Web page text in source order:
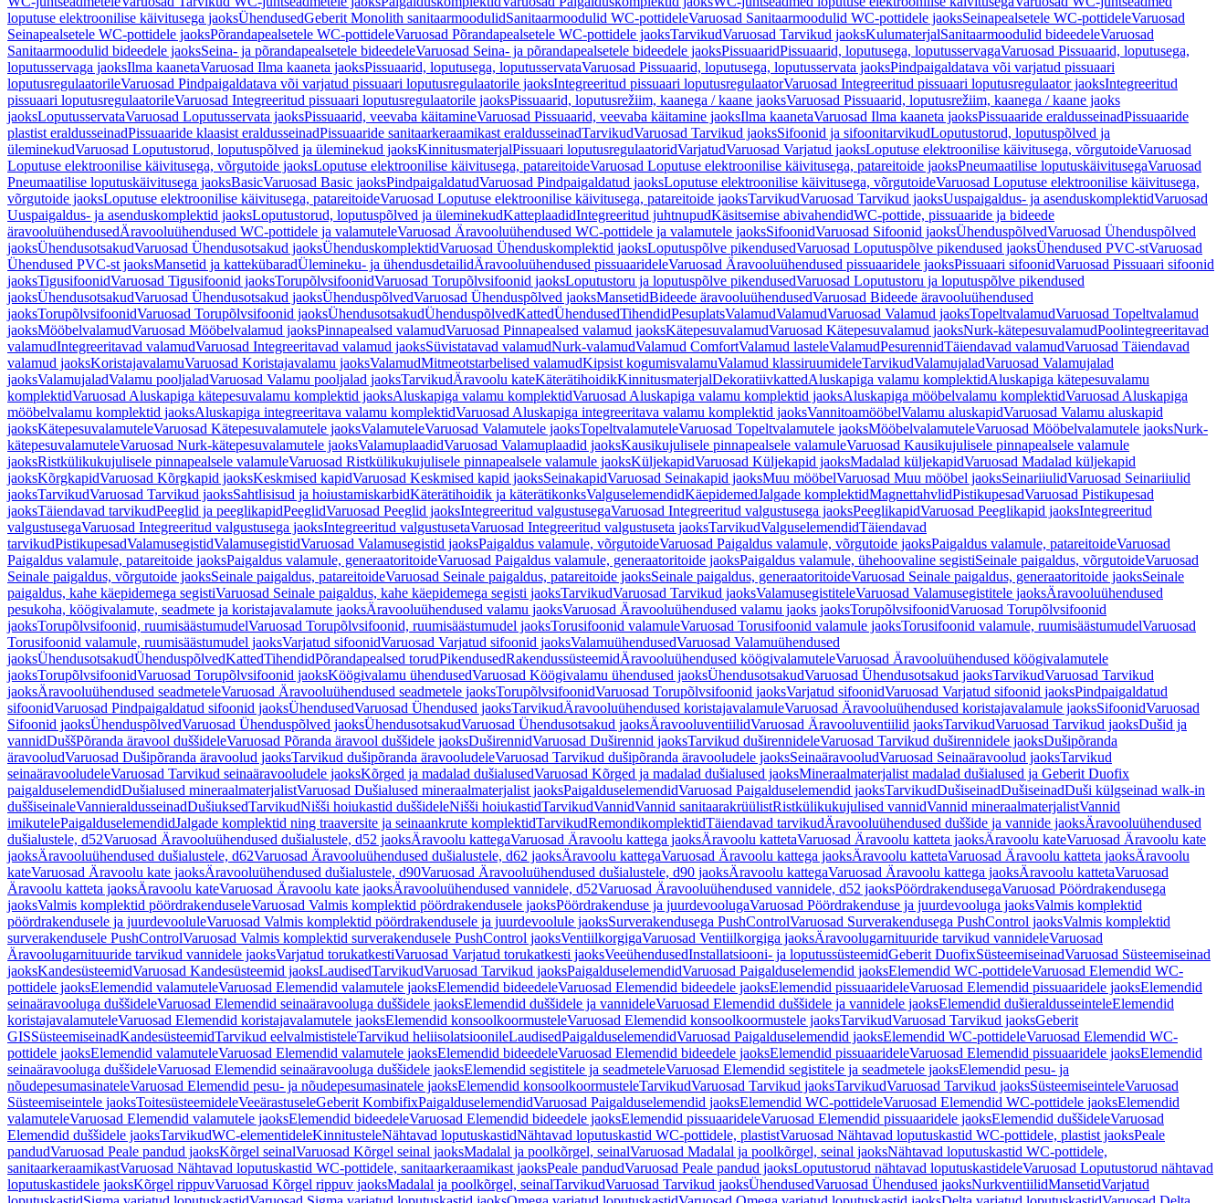
loputuse elektroonilise käivitusega jaoksÜhendusedGeberit Monolith sanitaarmoodulidSanitaarmoodulid WC-pottideleVaruosad Sanitaarmoodulid WC-pottidele jaoksSeinapealsetele WC-pottideleVaruosad
Seinapealsetele WC-pottidele jaoksPõrandapealsetele WC-pottideleVaruosad Põrandapealsetele WC-pottidele jaoksTarvikudVaruosad Tarvikud jaoksKulumaterjalSanitaarmoodulid bideedeleVaruosad
Sanitaarmoodulid bideedele jaoksSeina- ja põrandapealsetele bideedeleVaruosad Seina- ja põrandapealsetele bideedele jaoksPissuaaridPissuaarid, loputusega, loputusservagaVaruosad Pissuaarid, loputusega,
loputusservaga jaoksIlma kaanetaVaruosad Ilma kaaneta jaoksPissuaarid, loputusega, loputusservataVaruosad Pissuaarid, loputusega, loputusservata jaoksPindpaigaldatava või varjatud pissuaari
loputusregulaatorileVaruosad Pindpaigaldatava või varjatud pissuaari loputusregulaatorile jaoksIntegreeritud pissuaari loputusregulaatorVaruosad Integreeritud pissuaari loputusregulaator jaoksIntegreeritud
pissuaari loputusregulaatorileVaruosad Integreeritud pissuaari loputusregulaatorile jaoksPissuaarid, loputusrežiim, kaanega / kaane jaoksVaruosad Pissuaarid, loputusrežiim, kaanega / kaane jaoks
jaoksLoputusservataVaruosad Loputusservata jaoksPissuaarid, veevaba käitamineVaruosad Pissuaarid, veevaba käitamine jaoksIlma kaanetaVaruosad Ilma kaaneta jaoksPissuaaride eraldusseinadPissuaaride
plastist eraldusseinadPissuaaride klaasist eraldusseinadPissuaaride sanitaarkeraamikast eraldusseinadTarvikudVaruosad Tarvikud jaoksSifoonid ja sifoonitarvikudLoputustorud, loputuspõlved ja
üleminekudVaruosad Loputustorud, loputuspõlved ja üleminekud jaoksKinnitusmaterjalPissuaari loputusregulaatoridVarjatudVaruosad Varjatud jaoksLoputuse elektroonilise käivitusega, võrgutoideVaruosad
Loputuse elektroonilise käivitusega, võrgutoide jaoksLoputuse elektroonilise käivitusega, patareitoideVaruosad Loputuse elektroonilise käivitusega, patareitoide jaoksPneumaatilise loputuskäivitusegaVaruosad
Pneumaatilise loputuskäivitusega jaoksBasicVaruosad Basic jaoksPindpaigaldatudVaruosad Pindpaigaldatud jaoksLoputuse elektroonilise käivitusega, võrgutoideVaruosad Loputuse elektroonilise käivitusega,
võrgutoide jaoksLoputuse elektroonilise käivitusega, patareitoideVaruosad Loputuse elektroonilise käivitusega, patareitoide jaoksTarvikudVaruosad Tarvikud jaoksUuspaigaldus- ja asenduskomplektidVaruosad
Uuspaigaldus- ja asenduskomplektid jaoksLoputustorud, loputuspõlved ja üleminekudKatteplaadidIntegreeritud juhtnupudKäsitsemise abivahendidWC-pottide, pissuaaride ja bideede
äravooluühendusedÄravooluühendused WC-pottidele ja valamuteleVaruosad Äravooluühendused WC-pottidele ja valamutele jaoksSifoonidVaruosad Sifoonid jaoksÜhenduspõlvedVaruosad Ühenduspõlved
jaoksÜhendusotsakudVaruosad Ühendusotsakud jaoksÜhenduskomplektidVaruosad Ühenduskomplektid jaoksLoputuspõlve pikendusedVaruosad Loputuspõlve pikendused jaoksÜhendused PVC-stVaruosad
Ühendused PVC-st jaoksMansetid ja kattekübaradÜlemineku- ja ühendusdetailidÄravooluühendused pissuaarideleVaruosad Äravooluühendused pissuaaridele jaoksPissuaari sifoonidVaruosad Pissuaari sifoonid
jaoksTigusifoonidVaruosad Tigusifoonid jaoksTorupõlvsifoonidVaruosad Torupõlvsifoonid jaoksLoputustoru ja loputuspõlve pikendusedVaruosad Loputustoru ja loputuspõlve pikendused
jaoksÜhendusotsakudVaruosad Ühendusotsakud jaoksÜhenduspõlvedVaruosad Ühenduspõlved jaoksMansetidBideede äravooluühendusedVaruosad Bideede äravooluühendused
jaoksTorupõlvsifoonidVaruosad Torupõlvsifoonid jaoksÜhendusotsakudÜhenduspõlvedKattedÜhendusedTihendidPesuplatsValamudValamudVaruosad Valamud jaoksTopeltvalamudVaruosad Topeltvalamud
jaoksMööbelvalamudVaruosad Mööbelvalamud jaoksPinnapealsed valamudVaruosad Pinnapealsed valamud jaoksKätepesuvalamudVaruosad Kätepesuvalamud jaoksNurk-kätepesuvalamudPoolintegreeritavad
valamudIntegreeritavad valamudVaruosad Integreeritavad valamud jaoksSüvistatavad valamudNurk-valamudValamud ComfortValamud lasteleValamudPesurennidTäiendavad valamudVaruosad Täiendavad
valamud jaoksKoristajavalamuVaruosad Koristajavalamu jaoksValamudMitmeotstarbelised valamudKipsist kogumisvalamuValamud klassiruumideleTarvikudValamujaladVaruosad Valamujalad
jaoksValamujaladValamu pooljaladVaruosad Valamu pooljalad jaoksTarvikudÄravoolu kateKäterätihoidikKinnitusmaterjalDekoratiivkattedAluskapiga valamu komplektidAluskapiga kätepesuvalamu
komplektidVaruosad Aluskapiga kätepesuvalamu komplektid jaoksAluskapiga valamu komplektidVaruosad Aluskapiga valamu komplektid jaoksAluskapiga mööbelvalamu komplektidVaruosad Aluskapiga
mööbelvalamu komplektid jaoksAluskapiga integreeritava valamu komplektidVaruosad Aluskapiga integreeritava valamu komplektid jaoksVannitoamööbelValamu aluskapidVaruosad Valamu aluskapid
jaoksKätepesuvalamuteleVaruosad Kätepesuvalamutele jaoksValamuteleVaruosad Valamutele jaoksTopeltvalamuteleVaruosad Topeltvalamutele jaoksMööbelvalamuteleVaruosad Mööbelvalamutele jaoksNurk-
kätepesuvalamuteleVaruosad Nurk-kätepesuvalamutele jaoksValamuplaadidVaruosad Valamuplaadid jaoksKausikujulisele pinnapealsele valamuleVaruosad Kausikujulisele pinnapealsele valamule
jaoksRistkülikukujulisele pinnapealsele valamuleVaruosad Ristkülikukujulisele pinnapealsele valamule jaoksKüljekapidVaruosad Küljekapid jaoksMadalad küljekapidVaruosad Madalad küljekapid
jaoksKõrgkapidVaruosad Kõrgkapid jaoksKeskmised kapidVaruosad Keskmised kapid jaoksSeinakapidVaruosad Seinakapid jaoksMuu mööbelVaruosad Muu mööbel jaoksSeinariiulidVaruosad Seinariiulid
jaoksTarvikudVaruosad Tarvikud jaoksSahtlisisud ja hoiustamiskarbidKäterätihoidik ja käterätikonksValguselemendidKäepidemedJalgade komplektidMagnettahvlidPistikupesadVaruosad Pistikupesad
jaoksTäiendavad tarvikudPeeglid ja peeglikapidPeeglidVaruosad Peeglid jaoksIntegreeritud valgustusegaVaruosad Integreeritud valgustusega jaoksPeeglikapidVaruosad Peeglikapid jaoksIntegreeritud
valgustusegaVaruosad Integreeritud valgustusega jaoksIntegreeritud valgustusetaVaruosad Integreeritud valgustuseta jaoksTarvikudValguselemendidTäiendavad
tarvikudPistikupesadValamusegistidValamusegistidVaruosad Valamusegistid jaoksPaigaldus valamule, võrgutoideVaruosad Paigaldus valamule, võrgutoide jaoksPaigaldus valamule, patareitoideVaruosad
Paigaldus valamule, patareitoide jaoksPaigaldus valamule, generaatoritoideVaruosad Paigaldus valamule, generaatoritoide jaoksPaigaldus valamule, ühehoovaline segistiSeinale paigaldus, võrgutoideVaruosad
Seinale paigaldus, võrgutoide jaoksSeinale paigaldus, patareitoideVaruosad Seinale paigaldus, patareitoide jaoksSeinale paigaldus, generaatoritoideVaruosad Seinale paigaldus, generaatoritoide jaoksSeinale
paigaldus, kahe käepidemega segistiVaruosad Seinale paigaldus, kahe käepidemega segisti jaoksTarvikudVaruosad Tarvikud jaoksValamusegistiteleVaruosad Valamusegistitele jaoksÄravooluühendused
pesukoha, köögivalamute, seadmete ja koristajavalamute jaoksÄravooluühendused valamu jaoksVaruosad Äravooluühendused valamu jaoks jaoksTorupõlvsifoonidVaruosad Torupõlvsifoonid
jaoksTorupõlvsifoonid, ruumisäästumudelVaruosad Torupõlvsifoonid, ruumisäästumudel jaoksTorusifoonid valamuleVaruosad Torusifoonid valamule jaoksTorusifoonid valamule, ruumisäästumudelVaruosad
Torusifoonid valamule, ruumisäästumudel jaoksVarjatud sifoonidVaruosad Varjatud sifoonid jaoksValamuühendusedVaruosad Valamuühendused
jaoksÜhendusotsakudÜhenduspõlvedKattedTihendidPõrandapealsed torudPikendusedRakendussüsteemidÄravooluühendused köögivalamuteleVaruosad Äravooluühendused köögivalamutele
jaoksTorupõlvsifoonidVaruosad Torupõlvsifoonid jaoksKöögivalamu ühendusedVaruosad Köögivalamu ühendused jaoksÜhendusotsakudVaruosad Ühendusotsakud jaoksTarvikudVaruosad Tarvikud
jaoksÄravooluühendused seadmeteleVaruosad Äravooluühendused seadmetele jaoksTorupõlvsifoonidVaruosad Torupõlvsifoonid jaoksVarjatud sifoonidVaruosad Varjatud sifoonid jaoksPindpaigaldatud
sifoonidVaruosad Pindpaigaldatud sifoonid jaoksÜhendusedVaruosad Ühendused jaoksTarvikudÄravooluühendused koristajavalamuleVaruosad Äravooluühendused koristajavalamule jaoksSifoonidVaruosad
Sifoonid jaoksÜhenduspõlvedVaruosad Ühenduspõlved jaoksÜhendusotsakudVaruosad Ühendusotsakud jaoksÄravooluventiilidVaruosad Äravooluventiilid jaoksTarvikudVaruosad Tarvikud jaoksDušid ja
vannidDuššPõranda äravool duššideleVaruosad Põranda äravool duššidele jaoksDuširennidVaruosad Duširennid jaoksTarvikud duširennideleVaruosad Tarvikud duširennidele jaoksDušipõranda
äravooludVaruosad Dušipõranda äravoolud jaoksTarvikud dušipõranda äravooludeleVaruosad Tarvikud dušipõranda äravooludele jaoksSeinaäravooludVaruosad Seinaäravoolud jaoksTarvikud
seinaäravooludeleVaruosad Tarvikud seinaäravooludele jaoksKõrged ja madalad dušialusedVaruosad Kõrged ja madalad dušialused jaoksMineraalmaterjalist madalad dušialused ja Geberit Duofix
paigalduselemendidDušialused mineraalmaterjalistVaruosad Dušialused mineraalmaterjalist jaoksPaigalduselemendidVaruosad Paigalduselemendid jaoksTarvikudDušiseinadDušiseinadDuši külgseinad walk-in
duššiseinaleVannieraldusseinadDušiuksedTarvikudNišši hoiukastid duššideleNišši hoiukastidTarvikudVannidVannid sanitaarakrüülistRistkülikukujulised vannidVannid mineraalmaterjalistVannid
imikutelePaigalduselemendidJalgade komplektid ning traaversite ja seinaankrute komplektidTarvikudRemondikomplektidTäiendavad tarvikudÄravooluühendused duššide ja vannide jaoksÄravooluühendused
dušialustele, d52Varuosad Äravooluühendused dušialustele, d52 jaoksÄravoolu kattegaVaruosad Äravoolu kattega jaoksÄravoolu kattetaVaruosad Äravoolu katteta jaoksÄravoolu kateVaruosad Äravoolu kate
jaoksÄravooluühendused dušialustele, d62Varuosad Äravooluühendused dušialustele, d62 jaoksÄravoolu kattegaVaruosad Äravoolu kattega jaoksÄravoolu kattetaVaruosad Äravoolu katteta jaoksÄravoolu
kateVaruosad Äravoolu kate jaoksÄravooluühendused dušialustele, d90Varuosad Äravooluühendused dušialustele, d90 jaoksÄravoolu kattegaVaruosad Äravoolu kattega jaoksÄravoolu kattetaVaruosad
Äravoolu katteta jaoksÄravoolu kateVaruosad Äravoolu kate jaoksÄravooluühendused vannidele, d52Varuosad Äravooluühendused vannidele, d52 jaoksPöördrakendusegaVaruosad Pöördrakendusega
jaoksValmis komplektid pöördrakenduseleVaruosad Valmis komplektid pöördrakendusele jaoksPöördrakenduse ja juurdevoolugaVaruosad Pöördrakenduse ja juurdevooluga jaoksValmis komplektid
pöördrakendusele ja juurdevooluleVaruosad Valmis komplektid pöördrakendusele ja juurdevoolule jaoksSurverakendusega PushControlVaruosad Surverakendusega PushControl jaoksValmis komplektid
surverakendusele PushControlVaruosad Valmis komplektid surverakendusele PushControl jaoksVentiilkorgigaVaruosad Ventiilkorgiga jaoksÄravoolugarnituuride tarvikud vannideleVaruosad
Äravoolugarnituuride tarvikud vannidele jaoksVarjatud torukatkestiVaruosad Varjatud torukatkesti jaoksVeeühendusedInstallatsiooni- ja loputussüsteemidGeberit DuofixSüsteemiseinadVaruosad Süsteemiseinad
jaoksKandesüsteemidVaruosad Kandesüsteemid jaoksLaudisedTarvikudVaruosad Tarvikud jaoksPaigalduselemendidVaruosad Paigalduselemendid jaoksElemendid WC-pottideleVaruosad Elemendid WC-
pottidele jaoksElemendid valamuteleVaruosad Elemendid valamutele jaoksElemendid bideedeleVaruosad Elemendid bideedele jaoksElemendid pissuaarideleVaruosad Elemendid pissuaaridele jaoksElemendid
seinaäravooluga duššideleVaruosad Elemendid seinaäravooluga duššidele jaoksElemendid duššidele ja vannideleVaruosad Elemendid duššidele ja vannidele jaoksElemendid dušieraldusseinteleElemendid
koristajavalamuteleVaruosad Elemendid koristajavalamutele jaoksElemendid konsoolkoormusteleVaruosad Elemendid konsoolkoormustele jaoksTarvikudVaruosad Tarvikud jaoksGeberit
GISSüsteemiseinadKandesüsteemidTarvikud eelvalmististeleTarvikud heliisolatsioonileLaudisedPaigalduselemendidVaruosad Paigalduselemendid jaoksElemendid WC-pottideleVaruosad Elemendid WC-
pottidele jaoksElemendid valamuteleVaruosad Elemendid valamutele jaoksElemendid bideedeleVaruosad Elemendid bideedele jaoksElemendid pissuaarideleVaruosad Elemendid pissuaaridele jaoksElemendid
seinaäravooluga duššideleVaruosad Elemendid seinaäravooluga duššidele jaoksElemendid segistitele ja seadmeteleVaruosad Elemendid segistitele ja seadmetele jaoksElemendid pesu- ja
nõudepesumasinateleVaruosad Elemendid pesu- ja nõudepesumasinatele jaoksElemendid konsoolkoormusteleTarvikudVaruosad Tarvikud jaoksTarvikudVaruosad Tarvikud jaoksSüsteemiseinteleVaruosad
Süsteemiseintele jaoksToitesüsteemideleVeeärastuseleGeberit KombifixPaigalduselemendidVaruosad Paigalduselemendid jaoksElemendid WC-pottideleVaruosad Elemendid WC-pottidele jaoksElemendid
valamuteleVaruosad Elemendid valamutele jaoksElemendid bideedeleVaruosad Elemendid bideedele jaoksElemendid pissuaarideleVaruosad Elemendid pissuaaridele jaoksElemendid duššideleVaruosad
Elemendid duššidele jaoksTarvikudWC-elementideleKinnitusteleNähtavad loputuskastidNähtavad loputuskastid WC-pottidele, plastistVaruosad Nähtavad loputuskastid WC-pottidele, plastist jaoksPeale
pandudVaruosad Peale pandud jaoksKõrgel seinalVaruosad Kõrgel seinal jaoksMadalal ja poolkõrgel, seinalVaruosad Madalal ja poolkõrgel, seinal jaoksNähtavad loputuskastid WC-pottidele,
sanitaarkeraamikastVaruosad Nähtavad loputuskastid WC-pottidele, sanitaarkeraamikast jaoksPeale pandudVaruosad Peale pandud jaoksLoputustorud nähtavad loputuskastideleVaruosad Loputustorud nähtavad
loputuskastidele jaoksKõrgel rippuvVaruosad Kõrgel rippuv jaoksMadalal ja poolkõrgel, seinalTarvikudVaruosad Tarvikud jaoksÜhendusedVaruosad Ühendused jaoksNurkventiilidMansetidVarjatud